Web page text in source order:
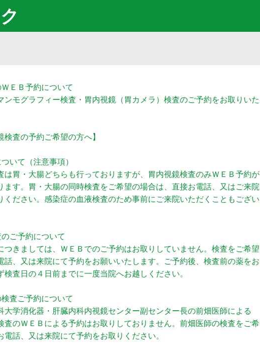
ＥＢ予約について
ンモグラフィー検査・胃内視鏡（胃カメラ）検査のご予約をお取りいた
検査の予約ご希望の方へ】
いて（注意事項）
は胃・大腸どちらも行っておりますが、胃内視鏡検査のみＷＥＢ予約が
ます。胃・大腸の同時検査をご希望の場合は、直接お電話、又はご来院
ください。感染症の血液検査のため事前にご来院いただくこともござい
ご予約について
つきましては、ＷＥＢでのご予約はお取りしていません。検査をご希望
話、又は来院にて予約をお願いいたします。ご予約後、検査前の薬をお
検査日の４日前までに一度当院へお越しください。
査ご予約について
大学消化器・肝臓内科内視鏡センター副センター長の前畑医師による
査のＷＥＢによる予約はお取りしておりません。前畑医師の検査をご希
電話、又は来院にて予約をお取りください。